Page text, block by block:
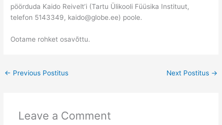
pöörduda Kaido Reivelt’i (Tartu Ülikooli Füüsika Instituut,
telefon 5143349, kaido@globe.ee) poole.
Ootame rohket osavõttu.
← Previous Postitus Next Postitus →
Leave a Comment